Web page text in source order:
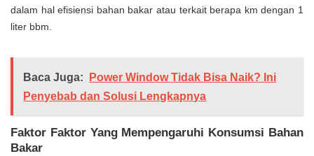
dalam hal efisiensi bahan bakar atau terkait berapa km dengan 1
liter bbm.
Baca Juga:
Power Window Tidak Bisa Naik? Ini
Penyebab dan Solusi Lengkapnya
Faktor Faktor Yang Mempengaruhi Konsumsi Bahan
Bakar